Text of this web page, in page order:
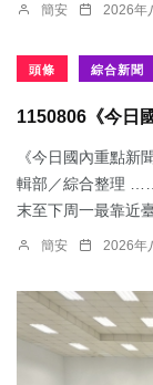
簡安 2026年
頭條 綜合新聞
1150806《今日
《今日國內重點
輯部／綜合整
末至下周一最靠近
簡安 2026年